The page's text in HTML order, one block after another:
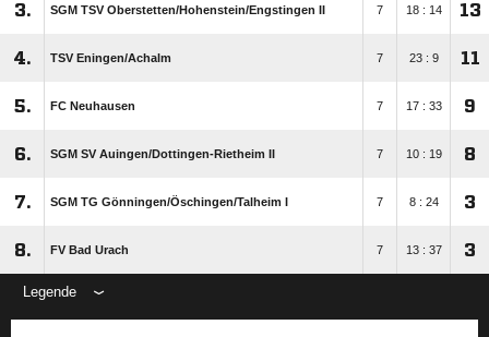
3. SGM TSV Oberstetten/​Hohenstein/​Engstingen II 7 18 : 14 13
4. TSV Eningen/​Achalm 7 23 : 9 11
5. FC Neuhausen 7 17 : 33 9
6. SGM SV Auingen/​Dottingen-Rietheim II 7 10 : 19 8
7. SGM TG Gönningen/​Öschingen/​Talheim I 7 8 : 24 3
8. FV Bad Urach 7 13 : 37 3
Legende
ANZEIGE